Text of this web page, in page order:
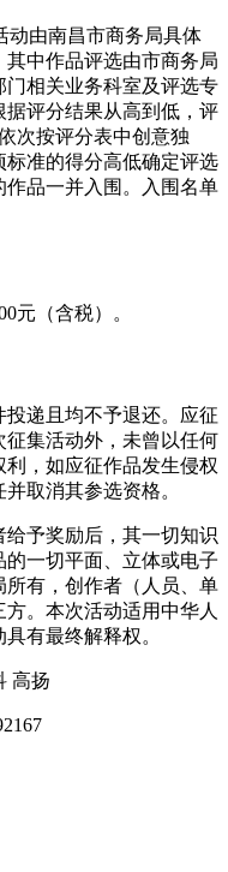
动由南昌市商务局具体
中作品评选由市商务局
相关业务科室及评选专
评分结果从高到低，评
次按评分表中创意独
准的得分高低确定评选
作品一并入围。入围名单
元（含税）。
投递且均不予退还。应征
集活动外，未曾以任何
，如应征作品发生侵权
取消其参选资格。
给予奖励后，其一切知识
一切平面、立体或电子
有，创作者（人员、单
。本次活动适用中华人
有最终解释权。
高扬